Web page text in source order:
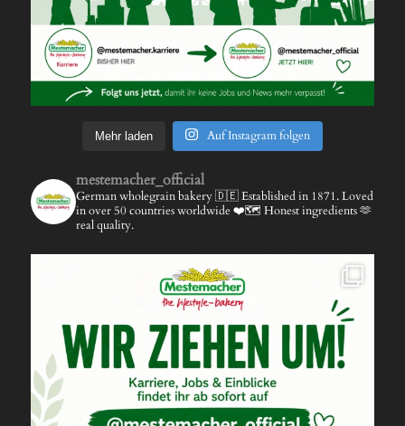
Mehr laden Auf Instagram folgen
mestemacher_official
German wholegrain bakery 🇩🇪Established in 1871.Loved
in over 50 countries worldwide ❤️🗺️ Honest ingredients 🫶
real quality.